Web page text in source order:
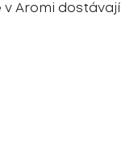
v Aromi dostávají